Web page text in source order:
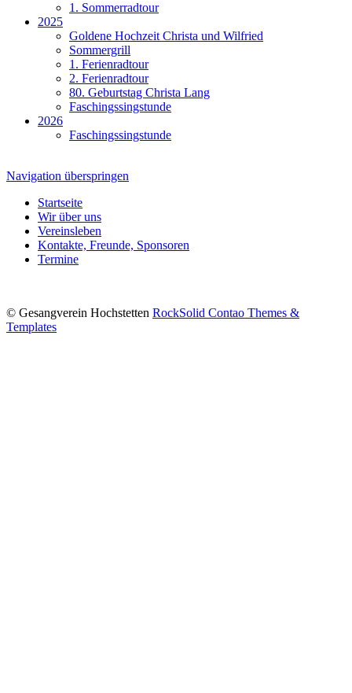
1. Sommerradtour
2025
Goldene Hochzeit Christa und Wilfried
Sommergrill
1. Ferienradtour
2. Ferienradtour
80. Geburtstag Christa Lang
Faschingssingstunde
2026
Faschingssingstunde
Navigation überspringen
Startseite
Wir über uns
Vereinsleben
Kontakte, Freunde, Sponsoren
Termine
© Gesangverein Hochstetten RockSolid Contao Themes &
Templates